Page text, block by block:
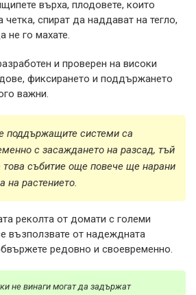
върха, плодовете, които
четка, спират да наддават на тегло,
не го махате.
и проверен на високи
фиксирането и поддържането
важни.
поддържащите системи са
с засаждането на разсад, тъй
това събитие още повече ще нарани
на растението.
реколта от домати с големи
възползвате от надеждната
редовно и своевременно.
не винаги могат да задържат